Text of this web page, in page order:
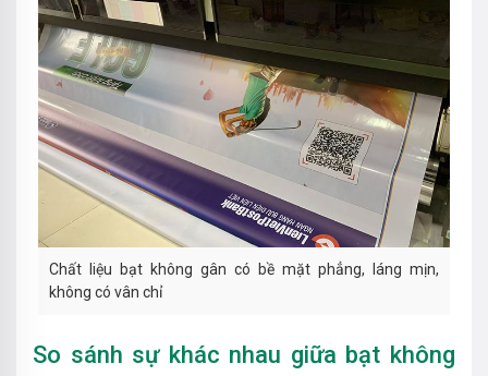
Chất liệu bạt không gân có bề mặt phẳng, láng mịn,
không có vân chỉ
So sánh sự khác nhau giữa bạt không